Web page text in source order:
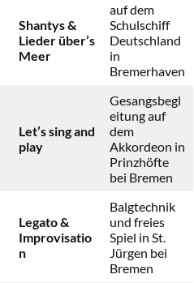
Shantys &
Lieder über’s
Meer
auf dem
Schulschiff
Deutschland
in
Bremerhaven
Let’s sing and
play
Gesangsbegl
eitung auf
dem
Akkordeon in
Prinzhöfte
bei Bremen
Legato &
Improvisatio
n
Balgtechnik
und freies
Spiel in St.
Jürgen bei
Bremen